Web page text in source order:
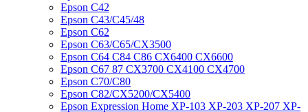
Epson C42
Epson C43/C45/48
Epson C62
Epson C63/C65/CX3500
Epson C64 C84 C86 CX6400 CX6600
Epson C67 87 CX3700 CX4100 CX4700
Epson C70/C80
Epson C82/CX5200/CX5400
Epson Expression Home XP-103 XP-203 XP-207 XP-